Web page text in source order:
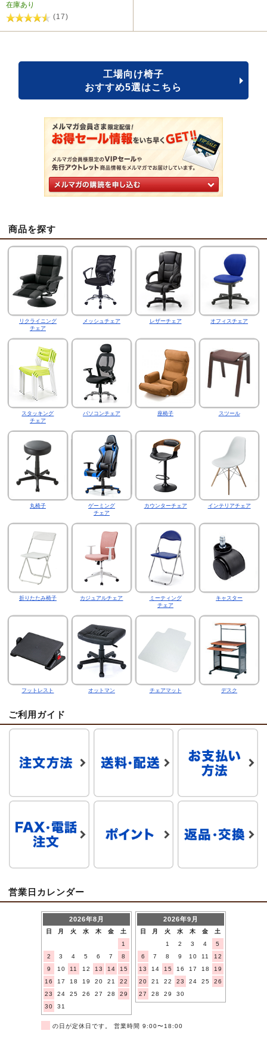
在庫あり
(17)
工場向け椅子
おすすめ5選はこちら
商品を探す
リクライニング
チェア
メッシュチェア レザーチェア オフィスチェア
スタッキング
チェア
パソコンチェア 座椅子 スツール
丸椅子
ゲーミング
チェア
カウンターチェア インテリアチェア
折りたたみ椅子 カジュアルチェア
ミーティング
チェア
キャスター
フットレスト オットマン チェアマット デスク
ご利用ガイド
営業日カレンダー
2026年8月
日 月 火 水 木 金
土
1
2
3 4 5 6 7
8
9
10 11 12 13 14
15
16
17 18 19 20 21
22
23
24 25 26 27 28
29
30
31
2026年9月
日 月 火 水 木 金
土
1
2 3 4
5
6
7 8 9 10 11
12
13
14 15 16 17 18
19
20
21 22 23 24 25
26
27
28 29 30
の日が定休日です。 営業時間 9:00〜18:00